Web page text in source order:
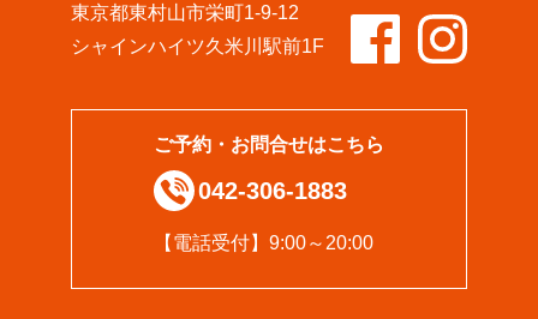
東京都東村山市栄町1-9-12
シャインハイツ久米川駅前1F
ご予約・お問合せはこちら
042-306-1883
【電話受付】9:00～20:00